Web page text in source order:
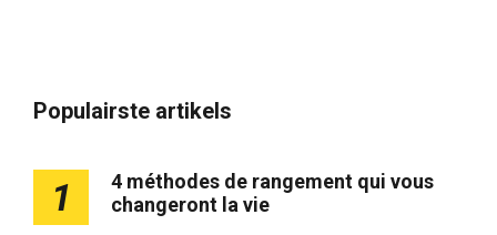
Populairste artikels
1
4 méthodes de rangement qui vous
changeront la vie